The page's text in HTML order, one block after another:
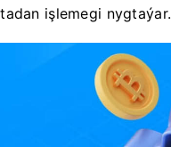
işlemegi nygtaýar.